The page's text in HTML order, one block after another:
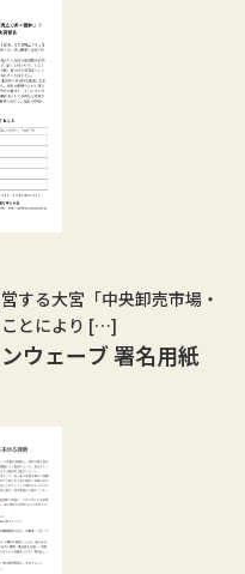
する大宮「中央卸売市場・
ことにより […]
ウェーブ 署名用紙